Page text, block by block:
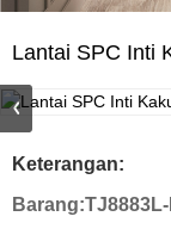
Lantai SPC Inti
Keterangan:
Barang: